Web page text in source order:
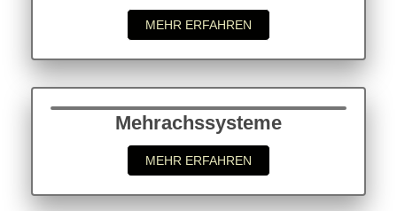
MEHR ERFAHREN
Mehrachssysteme
MEHR ERFAHREN